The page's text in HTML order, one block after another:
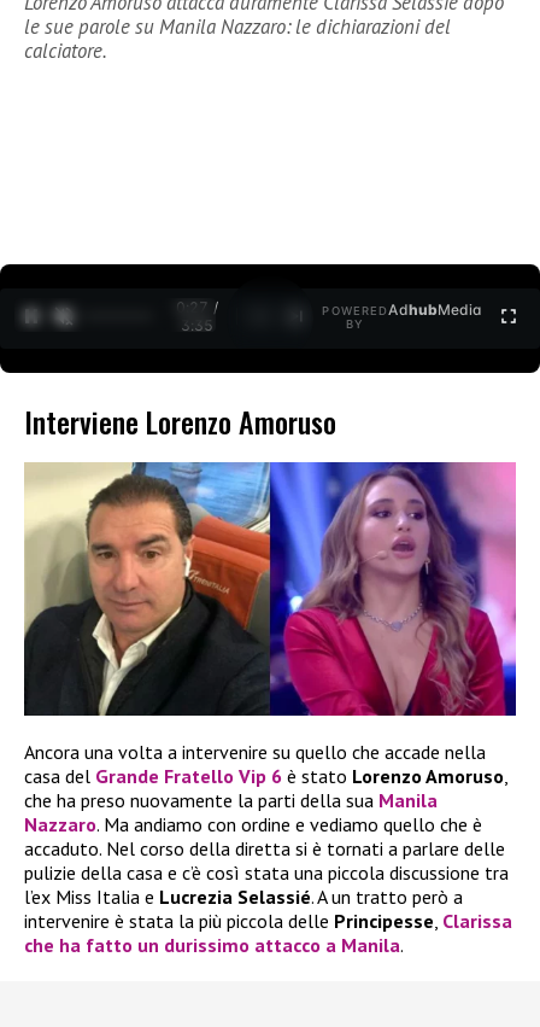
le sue parole su Manila Nazzaro: le dichiarazioni del
calciatore.
0:28 /
3:35
POWERED
BY
AdhubMedia
Interviene Lorenzo Amoruso
Ancora una volta a intervenire su quello che accade nella
casa del Grande Fratello Vip 6 è stato Lorenzo Amoruso,
che ha preso nuovamente la parti della sua Manila
Nazzaro. Ma andiamo con ordine e vediamo quello che è
accaduto. Nel corso della diretta si è tornati a parlare delle
pulizie della casa e c’è così stata una piccola discussione tra
l’ex Miss Italia e Lucrezia Selassié. A un tratto però a
intervenire è stata la più piccola delle Principesse, Clarissa
che ha fatto un durissimo attacco a Manila.